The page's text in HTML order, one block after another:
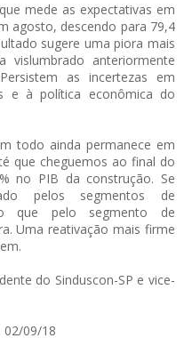
mede as expectativas em
agosto, descendo para 79,4
sugere uma piora mais
vislumbrado anteriormente
as incertezas em
e à política econômica do
todo ainda permanece em
que cheguemos ao final do
no PIB da construção. Se
pelos segmentos de
que pelo segmento de
Uma reativação mais firme
do Sinduscon-SP e vice-
02/09/18